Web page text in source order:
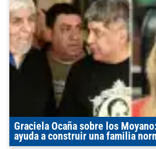
Graciela Ocaña sobre los
ayuda a construir una familia